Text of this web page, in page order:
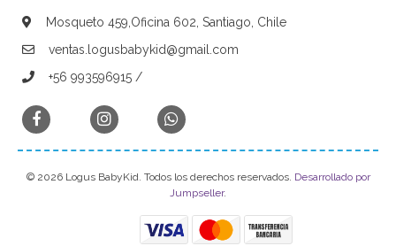
Mosqueto 459,Oficina 602, Santiago, Chile
ventas.logusbabykid@gmail.com
+56 993596915 /
© 2026 Logus BabyKid. Todos los derechos reservados. Desarrollado por
Jumpseller.